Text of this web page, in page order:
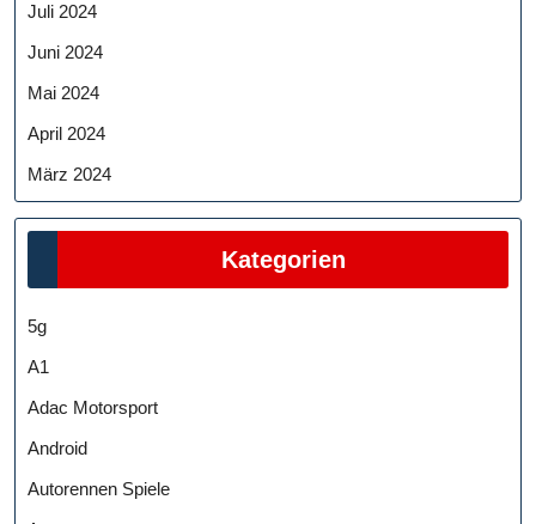
Juli 2024
Juni 2024
Mai 2024
April 2024
März 2024
Kategorien
5g
A1
Adac Motorsport
Android
Autorennen Spiele